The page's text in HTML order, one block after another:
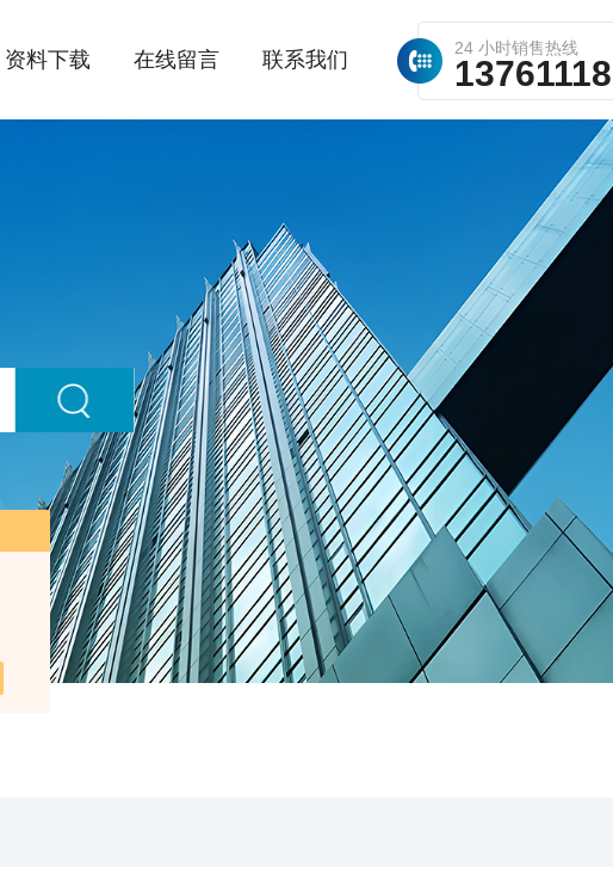
24 小时销售热线
资料下载 在线留言 联系我们